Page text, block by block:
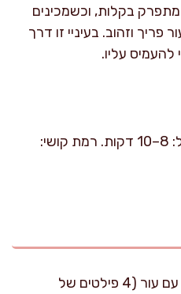
בקלות, וכשמכינים
פריך וזהוב. בעיניי זו דרך
עליו.
זמן הכנה: 15 דקות. זמן בישול: 8–10 דקות. רמת קושי:
800 גרם פילה מוסר ים עם עור (4 פילטים של